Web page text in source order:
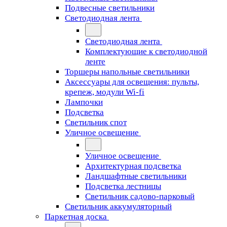
Подвесные светильники
Светодиодная лента
Светодиодная лента
Комплектующие к светодиодной
ленте
Торшеры напольные светильники
Аксессуары для освещения: пульты,
крепеж, модули Wi-fi
Лампочки
Подсветка
Светильник спот
Уличное освещение
Уличное освещение
Архитектурная подсветка
Ландшафтные светильники
Подсветка лестницы
Светильник садово-парковый
Светильник аккумуляторный
Паркетная доска